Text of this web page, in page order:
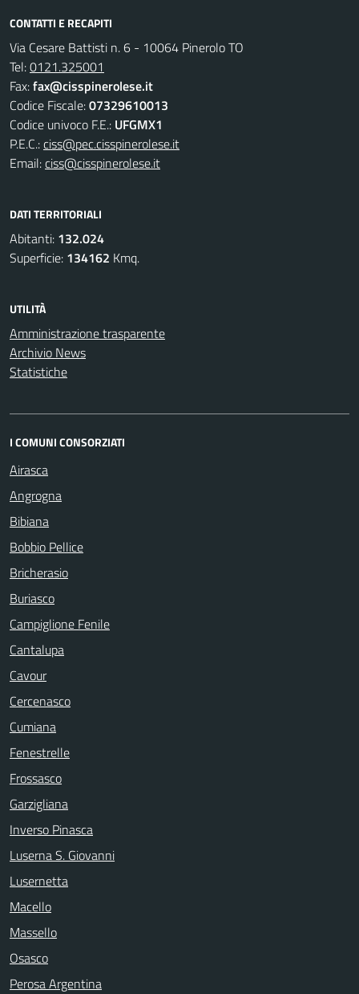
CONTATTI E RECAPITI
Via Cesare Battisti n. 6 - 10064 Pinerolo TO
Tel:0121.325001
Fax:fax@cisspinerolese.it
Codice Fiscale:07329610013
Codice univoco F.E.: UFGMX1
P.E.C.:ciss@pec.cisspinerolese.it
Email:ciss@cisspinerolese.it
DATI TERRITORIALI
Abitanti: 132.024
Superficie: 134162 Kmq.
UTILITÀ
Amministrazione trasparente
Archivio News
Statistiche
I COMUNI CONSORZIATI
Airasca
Angrogna
Bibiana
Bobbio Pellice
Bricherasio
Buriasco
Campiglione Fenile
Cantalupa
Cavour
Cercenasco
Cumiana
Fenestrelle
Frossasco
Garzigliana
Inverso Pinasca
Luserna S. Giovanni
Lusernetta
Macello
Massello
Osasco
Perosa Argentina